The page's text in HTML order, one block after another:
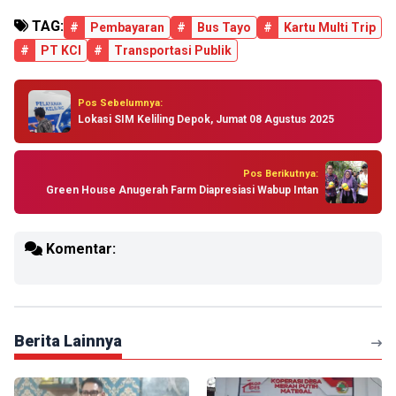
TAG: # Pembayaran # Bus Tayo #
Kartu Multi Trip
#
PT KCI # Transportasi Publik
Pos Sebelumnya:
Lokasi SIM Keliling Depok, Jumat 08 Agustus 2025
Pos Berikutnya:
Green House Anugerah Farm Diapresiasi Wabup Intan
Komentar:
Berita Lainnya